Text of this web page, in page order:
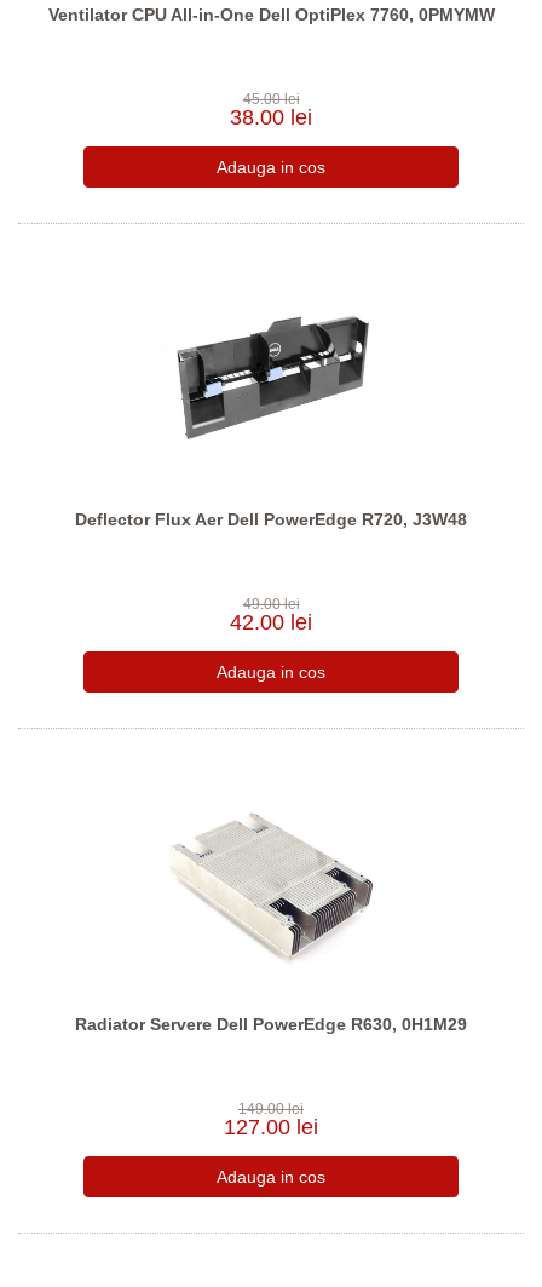
Ventilator CPU All-in-One Dell OptiPlex 7760, 0PMYMW
45.00 lei
38.00 lei
Deflector Flux Aer Dell PowerEdge R720, J3W48
49.00 lei
42.00 lei
Radiator Servere Dell PowerEdge R630, 0H1M29
149.00 lei
127.00 lei